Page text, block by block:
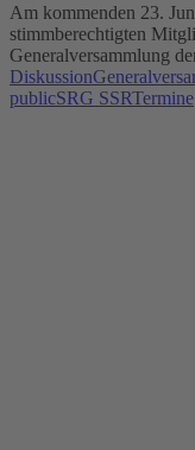
Am kommenden 23.
stimmberechtigten
Generalversammlung
Diskussion
publicSRG SSRTermine